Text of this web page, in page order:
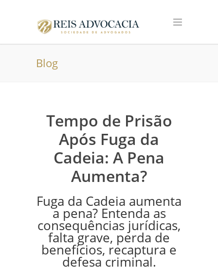
Blog
Tempo de Prisão
Após Fuga da
Cadeia: A Pena
Aumenta?
Fuga da Cadeia aumenta
a pena? Entenda as
consequências jurídicas,
falta grave, perda de
benefícios, recaptura e
defesa criminal.